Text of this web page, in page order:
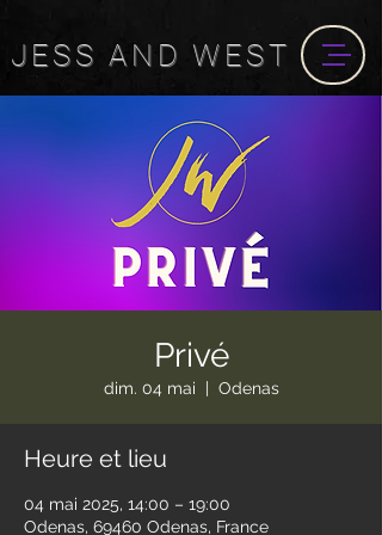
JESSAND WEST
Privé
dim. 04 mai
  |
Odenas
Heure et lieu
04 mai 2025, 14:00 – 19:00
Odenas, 69460 Odenas, France